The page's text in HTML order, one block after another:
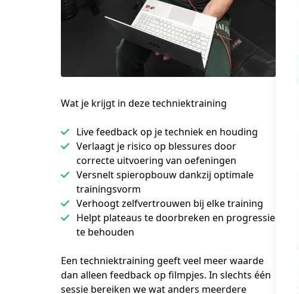
Wat je krijgt in deze techniektraining
Live feedback op je techniek en houding
Verlaagt je risico op blessures door
correcte uitvoering van oefeningen
Versnelt spieropbouw dankzij optimale
trainingsvorm
Verhoogt zelfvertrouwen bij elke training
Helpt plateaus te doorbreken en progressie
te behouden
Een techniektraining geeft veel meer waarde
dan alleen feedback op filmpjes. In slechts één
sessie bereiken we wat anders meerdere